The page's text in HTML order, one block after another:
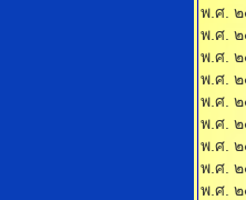
พ.ศ.
พ.ศ.
พ.ศ.
พ.ศ.
พ.ศ.
พ.ศ.
พ.ศ.
พ.ศ.
พ.ศ.